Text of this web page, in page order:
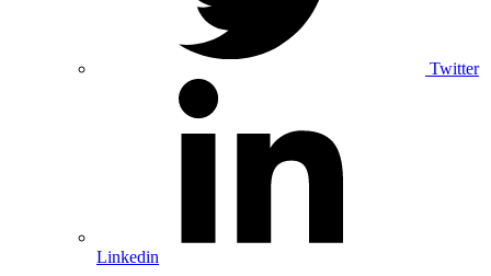
Twitter
Linkedin